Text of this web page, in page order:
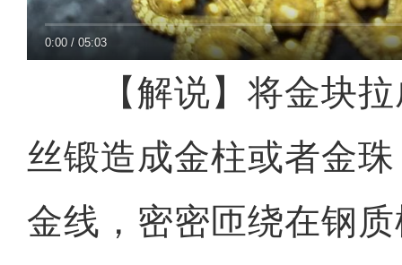
0:00 /05:03
【解说】将金块拉
丝锻造成金柱或者金
金线，密密匝绕在钢